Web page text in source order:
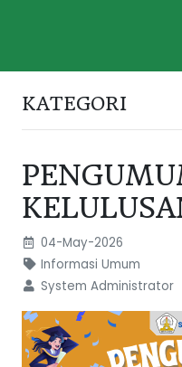
KATEGORI
04-May-2026
Informasi Umum
System Administrator